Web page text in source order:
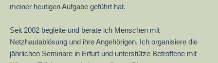
meiner heutigen Aufgabe geführt hat.
Seit 2002 begleite und berate ich Menschen mit
Netzhautablösung und ihre Angehörigen. Ich organisiere die
jährlichen Seminare in Erfurt und unterstütze Betroffene mit